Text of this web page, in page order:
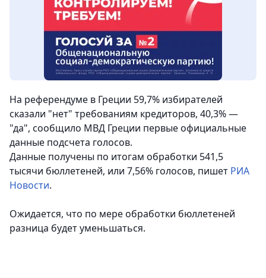
На референдуме в Греции 59,7% избирателей
сказали "нет" требованиям кредиторов, 40,3% —
"да", сообщило МВД Греции первые официальные
данные подсчета голосов.
Данные получены по итогам обработки 541,5
тысячи бюллетеней, или 7,56% голосов, пишет РИА
Новости.
Ожидается, что по мере обработки бюллетеней
разница будет уменьшаться.